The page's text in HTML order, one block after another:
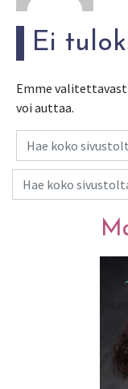
Ei
Emme
voi auttaa.
Haku
Haku